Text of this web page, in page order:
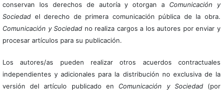
conservan los derechos de autoría y otorgan a Comunicación y
Sociedadel derecho de primera comunicación pública de la obra.
Comunicación y Sociedad no realiza cargos a los autores por enviar y
procesar artículos para su publicación.
Los autores/as pueden realizar otros acuerdos contractuales
independientes y adicionales para la distribución no exclusiva de la
versión del artículo publicado en Comunicación y Sociedad(por